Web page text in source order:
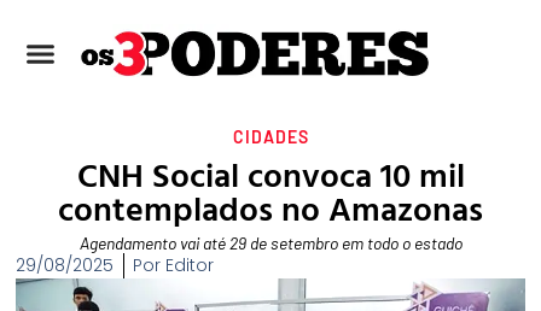
CIDADES
CNH Social convoca 10 mil
contemplados no Amazonas
Agendamento vai até 29 de setembro em todo o estado
29/08/2025 Por Editor